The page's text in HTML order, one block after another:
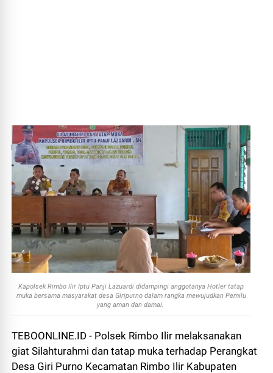
Kapolsek Rimbo Ilir Iptu Panji Lazuardi didampingi anggotanya Hotler tatap
muka bersama masyarakat desa Giripurno dalam rangka mewujudkan Pemilu
yang aman dan damai.
TEBOONLINE.ID - Polsek Rimbo Ilir melaksanakan
giat Silahturahmi dan tatap muka terhadap Perangkat
Desa Giri Purno Kecamatan Rimbo Ilir Kabupaten